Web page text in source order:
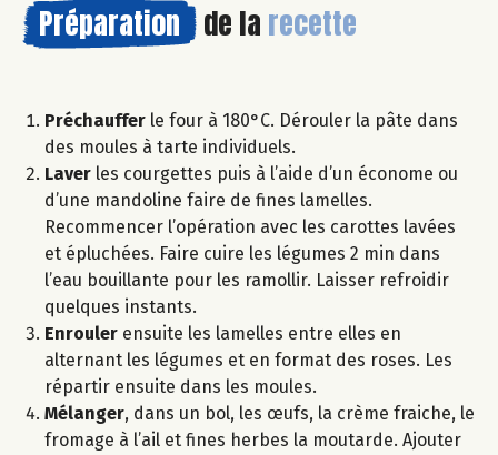
Préparation de la recette
Préchauffer le four à 180°C. Dérouler la pâte dans
des moules à tarte individuels.
Laver les courgettes puis à l’aide d’un économe ou
d’une mandoline faire de fines lamelles.
Recommencer l’opération avec les carottes lavées
et épluchées. Faire cuire les légumes 2 min dans
l’eau bouillante pour les ramollir. Laisser refroidir
quelques instants.
Enrouler ensuite les lamelles entre elles en
alternant les légumes et en format des roses. Les
répartir ensuite dans les moules.
Mélanger, dans un bol, les œufs, la crème fraiche, le
fromage à l’ail et fines herbes la moutarde. Ajouter